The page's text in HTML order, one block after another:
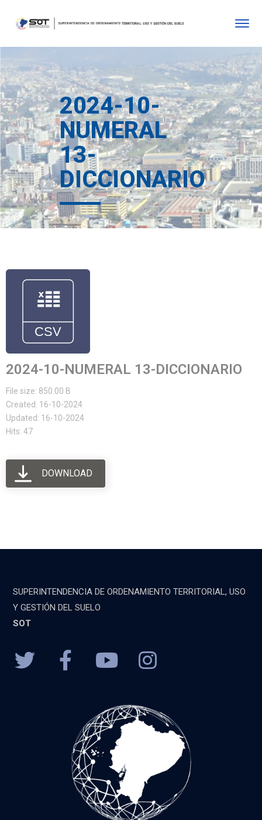
2024-10-
NUMERAL
13-
DICCIONARIO
2024-10-NUMERAL 13-DICCIONARIO
File size: 850.00 B
Created: 16-10-2024
Updated: 16-10-2024
Hits: 47
DOWNLOAD
SUPERINTENDENCIA DE ORDENAMIENTO TERRITORIAL, USO
Y GESTIÓN DEL SUELO
SOT